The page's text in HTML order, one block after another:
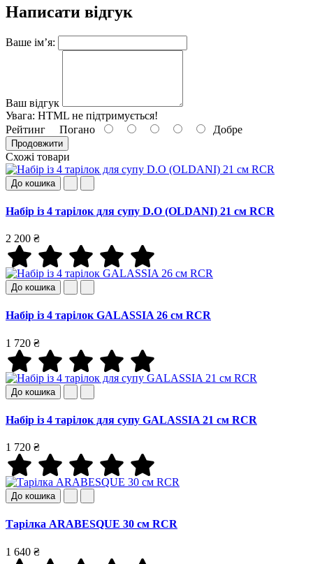
Написати відгук
Ваше ім’я:
Ваш відгук
Увага: HTML не підтримується!
Рейтинг Погано Добре
Продовжити
Схожі товари
До кошика
Набір із 4 тарілок для супу D.O (OLDANI) 21 см RCR
2 200 ₴
До кошика
Набір із 4 тарілок GALASSIA 26 см RCR
1 720 ₴
До кошика
Набір із 4 тарілок для супу GALASSIA 21 см RCR
1 720 ₴
До кошика
Тарілка ARABESQUE 30 см RCR
1 640 ₴